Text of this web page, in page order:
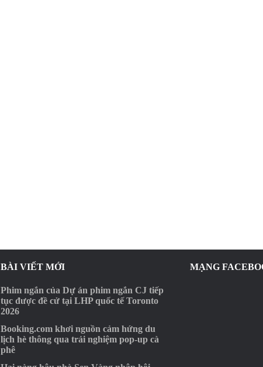
BÀI VIẾT MỚI
Phim ngắn của Dự án phim ngắn CJ tiếp
tục được đề cử tại LHP quốc tế Toronto
2026
Booking.com khơi nguồn cảm hứng du
lịch hè thông qua trải nghiệm pop-up cà
phê
MẠNG